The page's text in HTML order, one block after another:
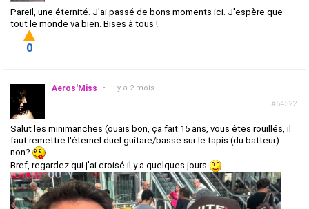
Pareil, une éternité. J'ai passé de bons moments ici. J'espère que
tout le monde va bien. Bises à tous !
0
#54522
Aeros'Miss • il y a 2 mois
Salut les minimanches (ouais bon, ça fait 15 ans, vous êtes rouillés, il
faut remettre l'éternel duel guitare/basse sur le tapis (du batteur)
non?
Bref, regardez qui j'ai croisé il y a quelques jours